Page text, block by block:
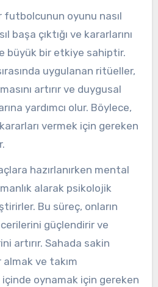
futbolcunun oyunu nasıl
başa çıktığı ve kararlarını
büyük bir etkiye sahiptir.
uygulanan ritüeller,
artırır ve duygusal
yardımcı olur. Böylece,
vermek için gereken
hazırlanırken mental
alarak psikolojik
Bu süreç, onların
güçlendirir ve
artırır. Sahada sakin
almak ve takım
içinde oynamak için gereken